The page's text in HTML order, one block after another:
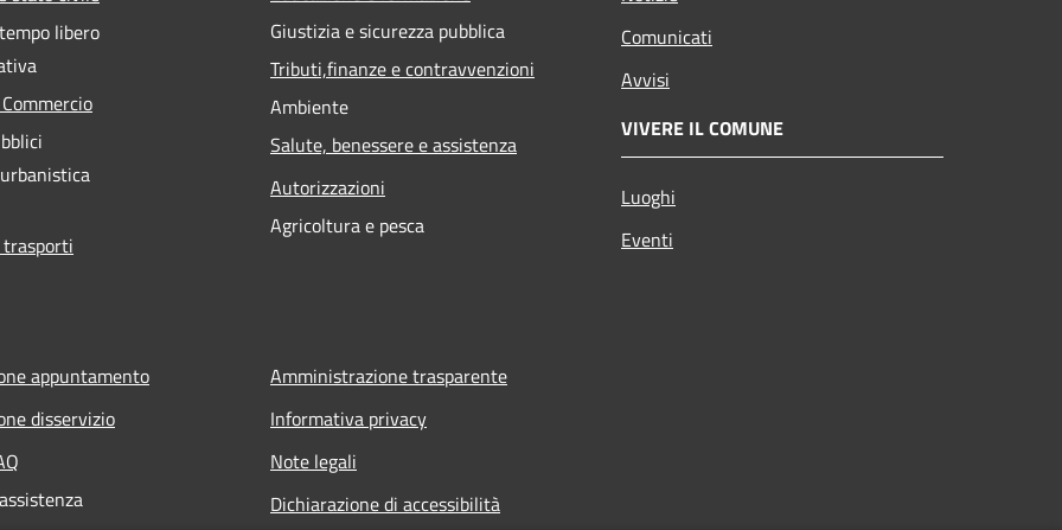
libero
Giustizia e sicurezza pubblica
Tributi,finanze e contravvenzioni
Ambiente
Salute, benessere e assistenza
Autorizzazioni
Agricoltura e pesca
Comunicati
Avvisi
VIVERE IL COMUNE
Luoghi
Eventi
appuntamento
disservizio
Amministrazione trasparente
Informativa privacy
Note legali
Dichiarazione di accessibilità